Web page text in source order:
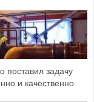
поставил задачу
и качественно